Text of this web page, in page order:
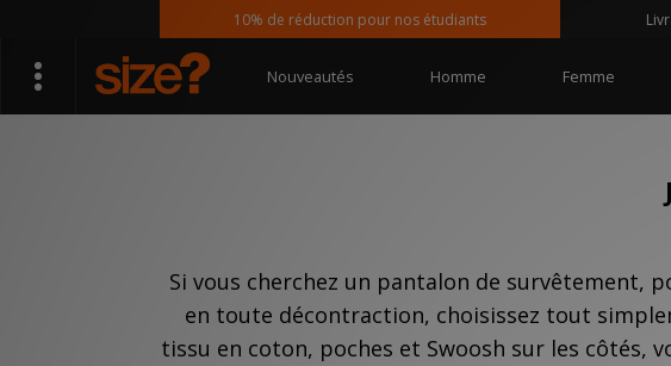
10% de réduction pour nos étudiants
Nouveautés Homme Femme
Si vous cherchez un pantalon de survêtement,
en toute décontraction, choisissez tout
tissu en coton, poches et Swoosh sur les côtés,